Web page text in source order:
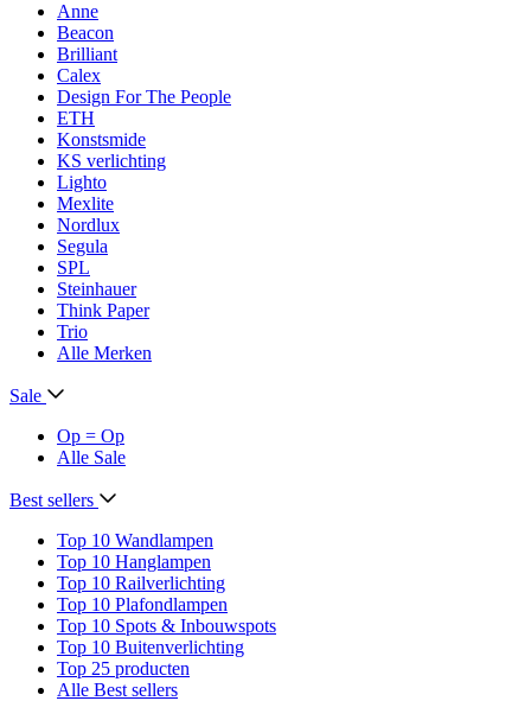
Anne
Beacon
Brilliant
Calex
Design For The People
ETH
Konstsmide
KS verlichting
Lighto
Mexlite
Nordlux
Segula
SPL
Steinhauer
Think Paper
Trio
Alle Merken
Sale
Op = Op
Alle Sale
Best sellers
Top 10 Wandlampen
Top 10 Hanglampen
Top 10 Railverlichting
Top 10 Plafondlampen
Top 10 Spots & Inbouwspots
Top 10 Buitenverlichting
Top 25 producten
Alle Best sellers